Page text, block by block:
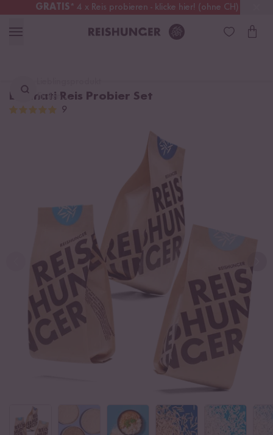
GRATIS* 4 x Reis probieren - klicke hier! (ohne CH)
Österreich Kostenloser Versand
finden ...
Basmati Reis Probier Set
9